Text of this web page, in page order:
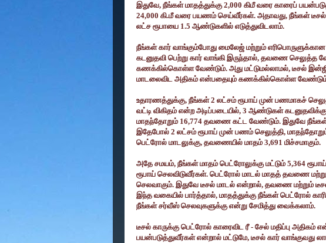
இதுவே, நீங்கள் மாதத்துக்கு2,000 கிமீ வரை காரைப்
24,000 கி.மீ வரை பயணம் செய்வீர்கள். அதாவது, நீங்கள் டீசல்
லட்ச ரூபாயை 1.5 ஆண்டுகளில் எடுத்துவிடலாம்.
நீங்கள் கார் வாங்கும்போது மைலேஜ் மற்றும்
கடனுதவி பெற்று கார் வாங்கி இருந்தால், தவணை செலுத்த
கணக்கில்கொள்ள வேண்டும். அது மட்டுமல்லாமல், டீசல்
மாடலைவிட அதிகம் என்பதையும் கணக்கில்கொள்ள
உதாரணத்துக்கு, நீங்கள்2 லட்சம் ரூபாய் முன் பணமாகச்
வட்டி விகிதம் என்ற அடிப்படையில், 3 ஆண்டுகள்
மாதந்தோறும் 16,774 தவணை கட்ட வேண்டும். இதுவே நீங்கள்
இதேபோல் 2 லட்சம் ரூபாய் முன் பணம் செலுத்தி,
பெட்ரோல் மாடலுக்கு, தவணையில் மாதம்3,691 மிச்சமாகும்.
அதே சமயம், நீங்கள் மாதம் பெட்ரோலுக்கு மட்டும்5,364
ரூபாய் செலவிடுவீர்கள். பெட்ரோல் மாடல் மாதத் தவணை
செலவாகும். இதுவே டீசல் மாடல் என்றால், தவணை மற்றும்
இந்த வகையில் பார்த்தால், மாதத்துக்கு நீங்கள் பெட்ரோல்
நீங்கள் சர்வீஸ் செலவுகளுக்கு என்று சேமித்து வைக்கலாம்.
டீசல் காருக்கு பெட்ரோல் காரைவிட ரீ - சேல் மதிப்பு அதிகம்
பயன்படுத்துவீர்கள் என்றால் மட்டுமே, டீசல் கார் வாங்குவது